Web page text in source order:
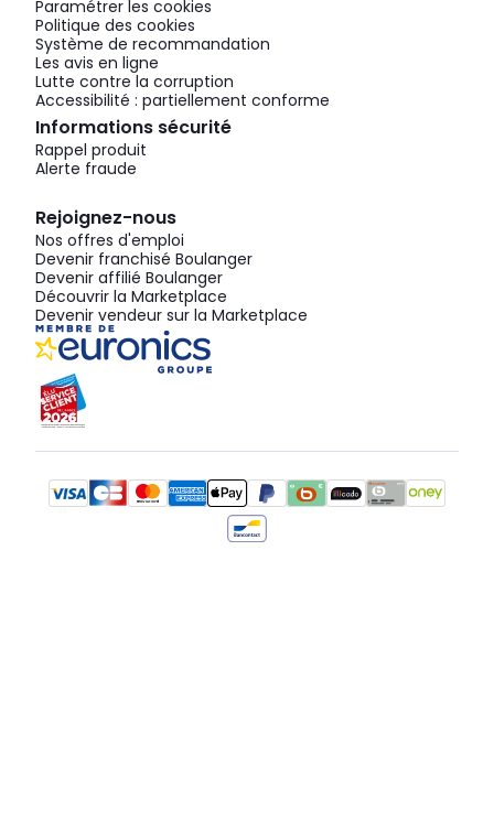
Paramétrer les cookies
Politique des cookies
Système de recommandation
Les avis en ligne
Lutte contre la corruption
Accessibilité : partiellement conforme
Informations sécurité
Rappel produit
Alerte fraude
Rejoignez-nous
Nos offres d'emploi
Devenir franchisé Boulanger
Devenir affilié Boulanger
Découvrir la Marketplace
Devenir vendeur sur la Marketplace